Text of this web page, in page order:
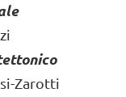
Zarotti